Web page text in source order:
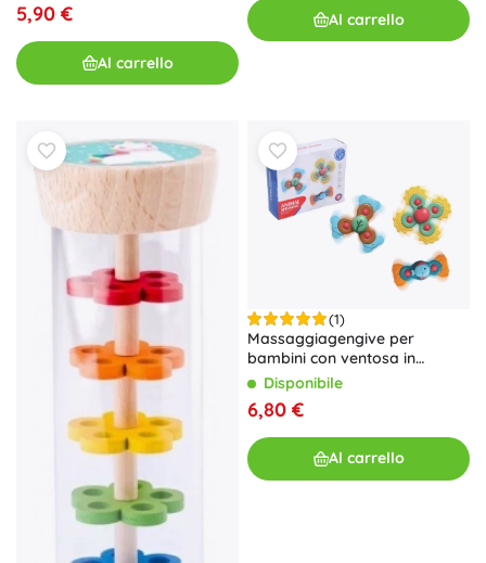
5,90 €
Al carrello
Al carrello
(1)
Massaggiagengive per
bambini con ventosa in
silicone, set da 3 pezzi
Disponibile
6,80 €
Al carrello